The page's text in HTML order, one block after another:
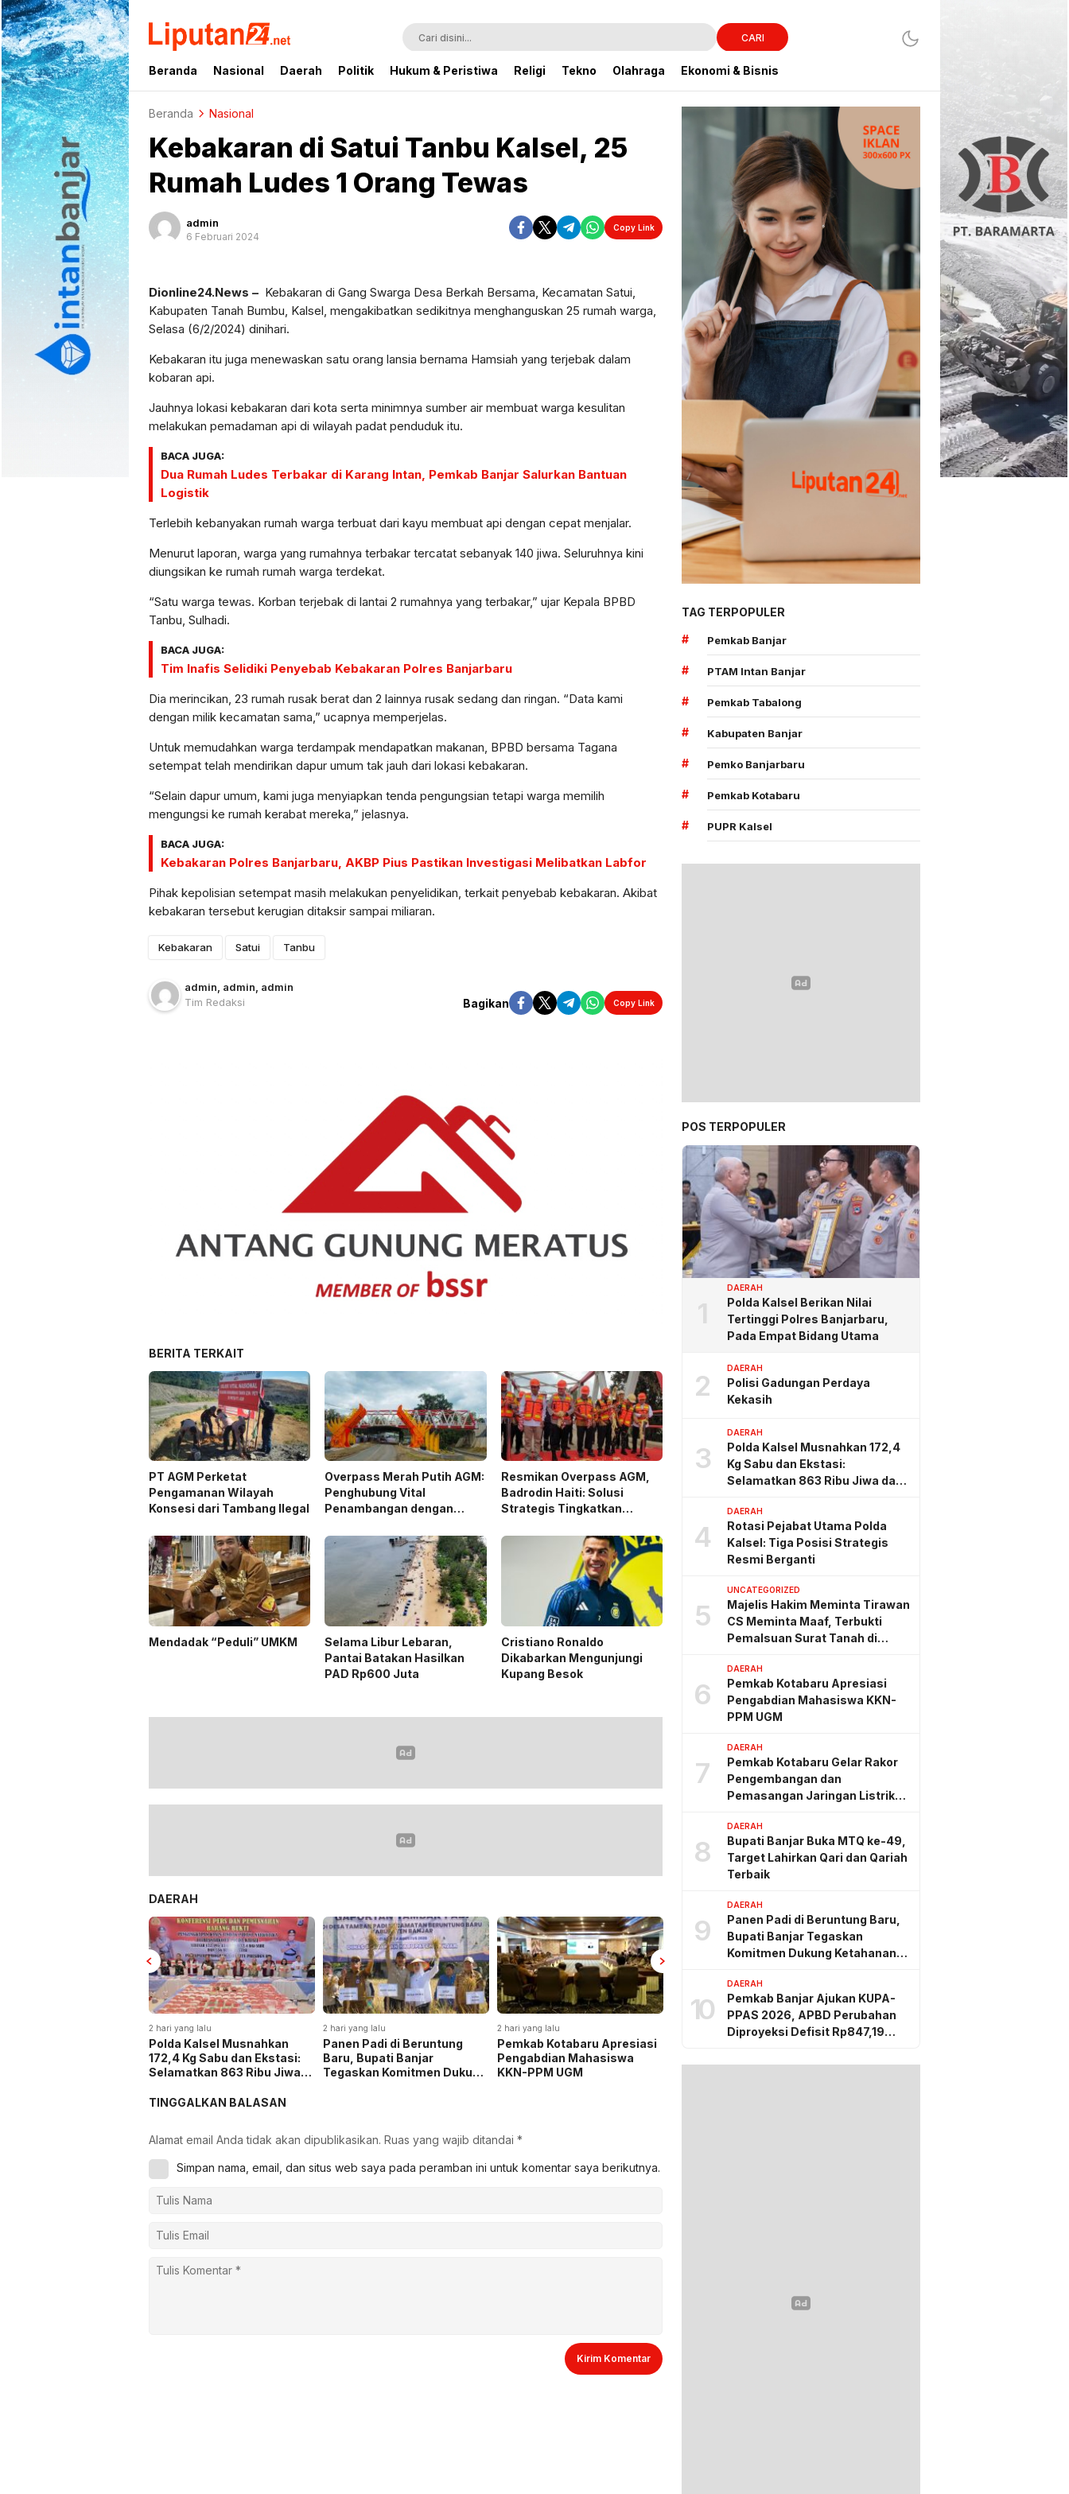
liputan24.net
CARI
Beranda Nasional Daerah Politik Hukum & Peristiwa Religi Tekno Olahraga Ekonomi & Bisnis
Beranda Nasional
Kebakaran di Satui Tanbu Kalsel, 25
Rumah Ludes 1 Orang Tewas
admin
6 Februari 2024
Copy Link
Dionline24.News – Kebakaran di Gang Swarga Desa Berkah Bersama, Kecamatan Satui,
Kabupaten Tanah Bumbu, Kalsel, mengakibatkan sedikitnya menghanguskan 25 rumah warga,
Selasa (6/2/2024) dinihari.
Kebakaran itu juga menewaskan satu orang lansia bernama Hamsiah yang terjebak dalam
kobaran api.
Jauhnya lokasi kebakaran dari kota serta minimnya sumber air membuat warga kesulitan
melakukan pemadaman api di wilayah padat penduduk itu.
BACA JUGA:
Dua Rumah Ludes Terbakar di Karang Intan, Pemkab Banjar Salurkan Bantuan
Logistik
Terlebih kebanyakan rumah warga terbuat dari kayu membuat api dengan cepat menjalar.
Menurut laporan, warga yang rumahnya terbakar tercatat sebanyak 140 jiwa. Seluruhnya kini
diungsikan ke rumah rumah warga terdekat.
“Satu warga tewas. Korban terjebak di lantai 2 rumahnya yang terbakar,” ujar Kepala BPBD
Tanbu, Sulhadi.
BACA JUGA:
Tim Inafis Selidiki Penyebab Kebakaran Polres Banjarbaru
Dia merincikan, 23 rumah rusak berat dan 2 lainnya rusak sedang dan ringan. “Data kami
dengan milik kecamatan sama,” ucapnya memperjelas.
Untuk memudahkan warga terdampak mendapatkan makanan, BPBD bersama Tagana
setempat telah mendirikan dapur umum tak jauh dari lokasi kebakaran.
“Selain dapur umum, kami juga menyiapkan tenda pengungsian tetapi warga memilih
mengungsi ke rumah kerabat mereka,” jelasnya.
BACA JUGA:
Kebakaran Polres Banjarbaru, AKBP Pius Pastikan Investigasi Melibatkan Labfor
Pihak kepolisian setempat masih melakukan penyelidikan, terkait penyebab kebakaran. Akibat
kebakaran tersebut kerugian ditaksir sampai miliaran.
Kebakaran Satui Tanbu
admin , admin , admin
Tim Redaksi
Bagikan Copy Link
BERITA TERKAIT
PT AGM Perketat
Pengamanan Wilayah
Konsesi dari Tambang Ilegal
Overpass Merah Putih AGM:
Penghubung Vital
Penambangan dengan
Resmikan Overpass AGM,
Badrodin Haiti: Solusi
Strategis Tingkatkan
Lalu Lintas
Mendadak “Peduli” UMKM
Selama Libur Lebaran,
Pantai Batakan Hasilkan
PAD Rp600 Juta
Cristiano Ronaldo
Dikabarkan Mengunjungi
Kupang Besok
DAERAH
2 hari yang lalu
Polda Kalsel Musnahkan
172,4 Kg Sabu dan Ekstasi:
Selamatkan 863 Ribu Jiwa
4,3 Triliun
2 hari yang lalu
Panen Padi di Beruntung
Baru, Bupati Banjar
Tegaskan Komitmen Dukung
2 hari yang lalu
Pemkab Kotabaru Apresiasi
Pengabdian Mahasiswa
KKN-PPM UGM
2 hari yang lalu
TINGGALKAN BALASAN
Alamat email Anda tidak akan dipublikasikan. Ruas yang wajib ditandai *
Simpan nama, email, dan situs web saya pada peramban ini untuk komentar saya berikutnya.
TAG TERPOPULER
#
Pemkab Banjar
# PTAM Intan Banjar
# Pemkab Tabalong
# Kabupaten Banjar
# Pemko Banjarbaru
# Pemkab Kotabaru
# PUPR Kalsel
POS TERPOPULER
1
DAERAH
Polda Kalsel Berikan Nilai
Tertinggi Polres Banjarbaru,
Pada Empat Bidang Utama
2
DAERAH
Polisi Gadungan Perdaya
Kekasih
3
DAERAH
Polda Kalsel Musnahkan 172,4
Kg Sabu dan Ekstasi:
Selamatkan 863 Ribu Jiwa dan
Triliun
4
DAERAH
Rotasi Pejabat Utama Polda
Kalsel: Tiga Posisi Strategis
Resmi Berganti
5
UNCATEGORIZED
Majelis Hakim Meminta Tirawan
CS Meminta Maaf, Terbukti
Pemalsuan Surat Tanah di
6
DAERAH
Pemkab Kotabaru Apresiasi
Pengabdian Mahasiswa KKN-
PPM UGM
7
DAERAH
Pemkab Kotabaru Gelar Rakor
Pengembangan dan
Pemasangan Jaringan Listrik
8
DAERAH
Bupati Banjar Buka MTQ ke-49,
Target Lahirkan Qari dan Qariah
Terbaik
9
DAERAH
Panen Padi di Beruntung Baru,
Bupati Banjar Tegaskan
Komitmen Dukung Ketahanan
10
DAERAH
Pemkab Banjar Ajukan KUPA-
PPAS 2026, APBD Perubahan
Diproyeksi Defisit Rp847,19